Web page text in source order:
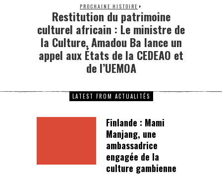
PROCHAINE HISTOIRE
Restitution du patrimoine
culturel africain : Le ministre de
la Culture, Amadou Ba lance un
appel aux États de la CEDEAO et
de l’UEMOA
LATEST FROM ACTUALITÉS
Finlande : Mami
Manjang, une
ambassadrice
engagée de la
culture gambienne